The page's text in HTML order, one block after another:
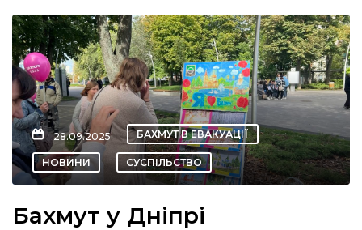
евакуації
новини
28.09.2025 БАХМУТ В ЕВАКУАЦІЇ
НОВИНИ СУСПІЛЬСТВО
Бахмут у Дніпрі